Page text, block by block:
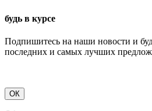
будь в курсе
Подпишитесь на наши новости и
последних и самых лучших
ОК